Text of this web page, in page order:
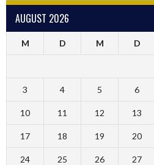
AUGUST 2026
M D M D
3 4 5 6
10 11 12 13
17 18 19 20
24 25 26 27